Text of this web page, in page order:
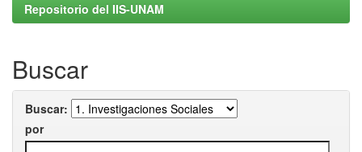
Repositorio del IIS-UNAM
Buscar
Buscar:
por